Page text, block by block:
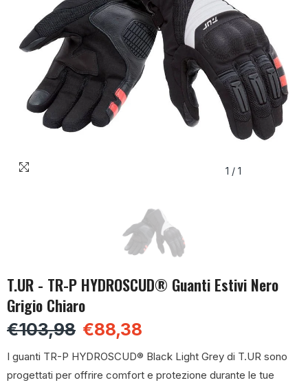
1 / 1
T.UR - TR-P HYDROSCUD® Guanti Estivi Nero
Grigio Chiaro
€103,98 €88,38
I guanti TR-P HYDROSCUD® Black Light Grey di T.UR sono
progettati per offrire comfort e protezione durante le tue